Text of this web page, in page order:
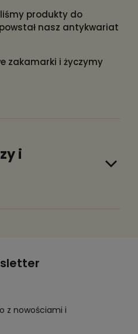
produkty do
nasz antykwariat
zakamarki i życzymy
i
z nowościami i